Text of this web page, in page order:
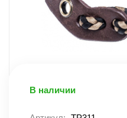
В наличии